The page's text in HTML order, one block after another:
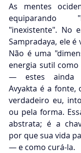
As mentes
equiparando
"inexistente". No
Sampradaya, ele é
Não é uma
energia sutil
— estes ainda
Avyakta é a fonte,
verdadeiro eu,
ou pela forma.
abstrata; é a
por que sua vida
— e como curá-la.